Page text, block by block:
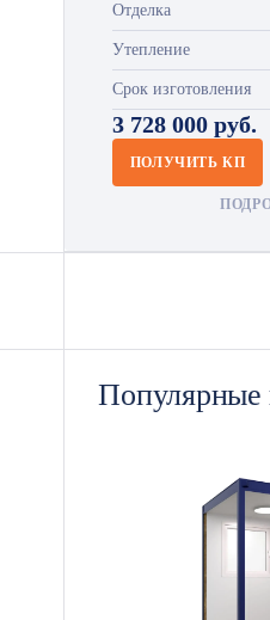
Отделка
Утепление
Срок изготовления
3 728 000 руб.
ПОЛУЧИТЬ КП
Популярные